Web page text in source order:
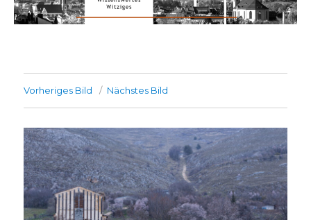
Vorheriges Bild Nächstes Bild